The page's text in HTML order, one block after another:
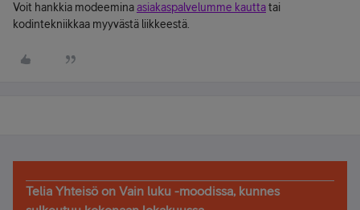
Voit hankkia modeeminaasiakaspalvelumme kauttatai
kodintekniikkaa myyvästä liikkeestä.
Telia Yhteisö on Vain luku -moodissa, kunnes